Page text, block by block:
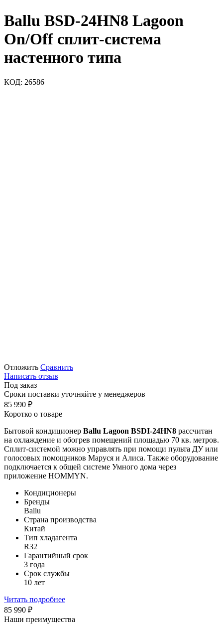
Ballu BSD-24HN8 Lagoon
On/Off сплит-система
настенного типа
КОД: 26586
Отложить Сравнить
Написать отзыв
Под заказ
Сроки поставки уточняйте у менеджеров
85 990 ₽
Коротко о товаре
Бытовой кондиционер Ballu Lagoon BSDI-24HN8 рассчитан
на охлаждение и обогрев помещений площадью 70 кв. метров.
Сплит-системой можно управлять при помощи пульта ДУ или
голосовых помощников Маруся и Алиса. Также оборудование
подключается к общей системе Умного дома через
приложение HOMMYN.
Кондиционеры
Бренды
Ballu
Страна производства
Китай
Тип хладагента
R32
Гарантийный срок
3 года
Срок службы
10 лет
Читать подробнее
85 990 ₽
Наши преимущества